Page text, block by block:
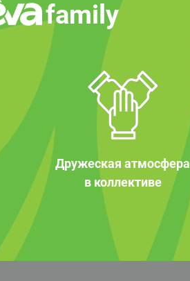
family
Дружеская атмосфера
в коллективе